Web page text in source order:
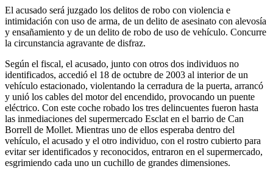
El acusado será juzgado los delitos de robo con violencia e
intimidación con uso de arma, de un delito de asesinato con alevosía
y ensañamiento y de un delito de robo de uso de vehículo. Concurre
la circunstancia agravante de disfraz.
Según el fiscal, el acusado, junto con otros dos individuos no
identificados, accedió el 18 de octubre de 2003 al interior de un
vehículo estacionado, violentando la cerradura de la puerta, arrancó
y unió los cables del motor del encendido, provocando un puente
eléctrico. Con este coche robado los tres delincuentes fueron hasta
las inmediaciones del supermercado Esclat en el barrio de Can
Borrell de Mollet. Mientras uno de ellos esperaba dentro del
vehículo, el acusado y el otro individuo, con el rostro cubierto para
evitar ser identificados y reconocidos, entraron en el supermercado,
esgrimiendo cada uno un cuchillo de grandes dimensiones.